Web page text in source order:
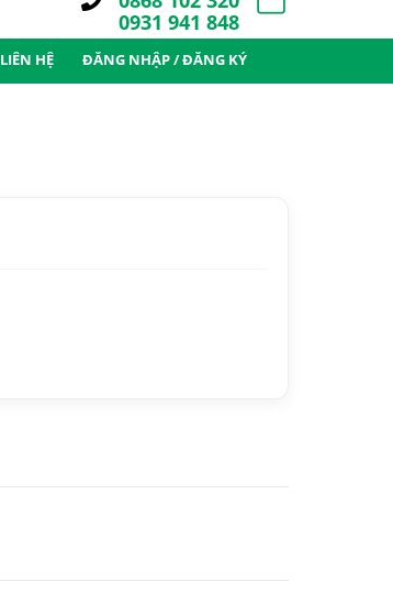
0931 941 848
LIÊN HỆ ĐĂNG NHẬP / ĐĂNG KÝ